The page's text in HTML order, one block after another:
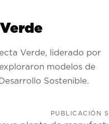
Verde, liderado por
modelos de
Sostenible.
PUBLICACIÓN